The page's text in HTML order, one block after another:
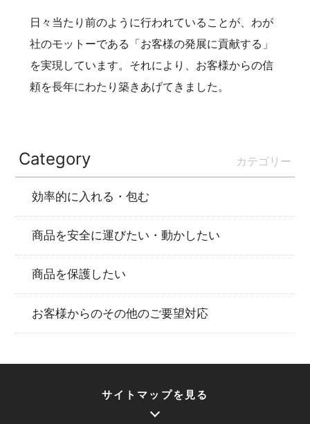
日々当たり前のように行われていることが、わが
社のモットーである「お客様の発展に貢献する」
を実現しています。それにより、お客様からの信
頼を長年にわたり築きあげてきました。
Category カテゴリー
効率的に入れる・包む
商品を安全に運びたい・動かしたい
商品を保護したい
お客様からのその他のご要望対応
サイトマップを見る